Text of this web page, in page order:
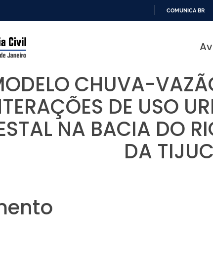
PARA
COMUNICA BR
CHUVA-
DE USO
NA BACIA DO
DA